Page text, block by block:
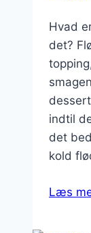
Hvad
det?
indtil
det
kold
Læs